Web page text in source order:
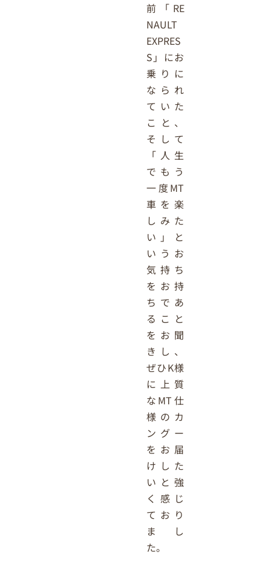
前「RE
NAULT
EXPRES
S」にお
乗りに
なられ
ていた
こと、
そして
「人生
でもう
一度MT
車を楽
しみた
い」と
いうお
気持ち
をお持
ちであ
ること
をお聞
きし、
ぜひK様
に上質
なMT仕
様のカ
ングー
をお届
けした
いと強
く感じ
ており
まし
た。